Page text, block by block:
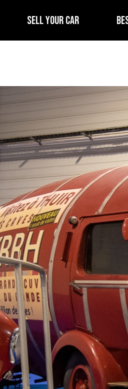
SELL YOUR CAR